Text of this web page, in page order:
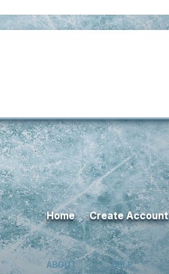
Home Create Account
ABOUT HELP